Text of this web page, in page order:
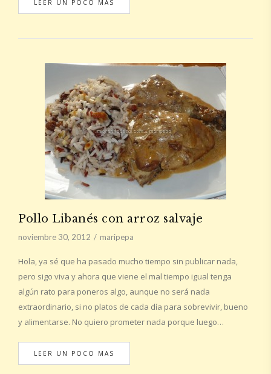
LEER UN POCO MAS
Pollo Libanés con arroz salvaje
noviembre 30, 2012 maripepa
Hola, ya sé que ha pasado mucho tiempo sin publicar nada,
pero sigo viva y ahora que viene el mal tiempo igual tenga
algún rato para poneros algo, aunque no será nada
extraordinario, si no platos de cada día para sobrevivir, bueno
y alimentarse. No quiero prometer nada porque luego…
LEER UN POCO MAS